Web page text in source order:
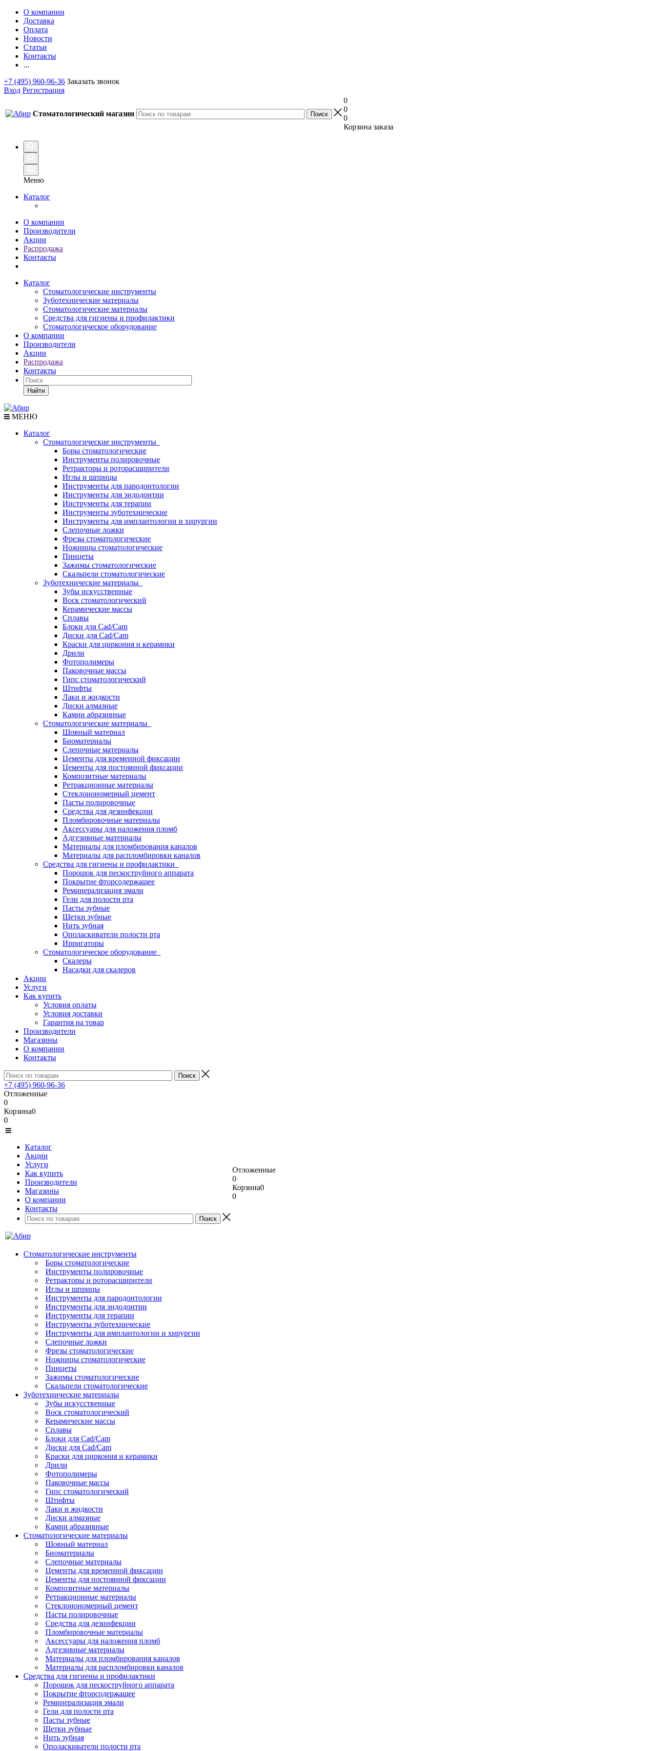
О компании
Доставка
Оплата
Новости
Статьи
Контакты
...
+7 (495) 960-96-36 Заказать звонок
Вход Регистрация
Стоматологический магазин
0
0
0
Корзина заказа
Меню
Каталог
О компании
Производители
Акции
Распродажа
Контакты
Каталог
Стоматологические инструменты
Зуботехнические материалы
Стоматологические материалы
Средства для гигиены и профилактики
Стоматологическое оборудование
О компании
Производители
Акции
Распродажа
Контакты
Найти
МЕНЮ
Каталог
Стоматологические инструменты
Боры стоматологические
Инструменты полировочные
Ретракторы и роторасширители
Иглы и шприцы
Инструменты для пародонтологии
Инструменты для эндодонтии
Инструменты для терапии
Инструменты зуботехнические
Инструменты для имплантологии и хирургии
Слепочные ложки
Фрезы стоматологические
Ножницы стоматологические
Пинцеты
Зажимы стоматологические
Скальпели стоматологические
Зуботехнические материалы
Зубы искусственные
Воск стоматологический
Керамические массы
Сплавы
Блоки для Cad/Cam
Диски для Cad/Cam
Краски для циркония и керамики
Дрили
Фотополимеры
Паковочные массы
Гипс стоматологический
Штифты
Лаки и жидкости
Диски алмазные
Камни абразивные
Стоматологические материалы
Шовный материал
Биоматериалы
Слепочные материалы
Цементы для временной фиксации
Цементы для постоянной фиксации
Композитные материалы
Ретракционные материалы
Стеклоиономерный цемент
Пасты полировочные
Средства для дезинфекции
Пломбировочные материалы
Аксессуары для наложения пломб
Адгезивные материалы
Материалы для пломбирования каналов
Материалы для распломбировки каналов
Средства для гигиены и профилактики
Порошок для пескоструйного аппарата
Покрытие фторсодержащее
Реминерализация эмали
Гели для полости рта
Пасты зубные
Щетки зубные
Нить зубная
Ополаскиватели полости рта
Ирригаторы
Стоматологическое оборудование
Скалеры
Насадки для скалеров
Акции
Услуги
Как купить
Условия оплаты
Условия доставки
Гарантия на товар
Производители
Магазины
О компании
Контакты
+7 (495) 960-96-36
Отложенные
0
Корзина0
0
Каталог
Акции
Услуги
Как купить
Производители
Магазины
О компании
Контакты
Отложенные
0
Корзина0
0
Стоматологические инструменты
Боры стоматологические
Инструменты полировочные
Ретракторы и роторасширители
Иглы и шприцы
Инструменты для пародонтологии
Инструменты для эндодонтии
Инструменты для терапии
Инструменты зуботехнические
Инструменты для имплантологии и хирургии
Слепочные ложки
Фрезы стоматологические
Ножницы стоматологические
Пинцеты
Зажимы стоматологические
Скальпели стоматологические
Зуботехнические материалы
Зубы искусственные
Воск стоматологический
Керамические массы
Сплавы
Блоки для Cad/Cam
Диски для Cad/Cam
Краски для циркония и керамики
Дрили
Фотополимеры
Паковочные массы
Гипс стоматологический
Штифты
Лаки и жидкости
Диски алмазные
Камни абразивные
Стоматологические материалы
Шовный материал
Биоматериалы
Слепочные материалы
Цементы для временной фиксации
Цементы для постоянной фиксации
Композитные материалы
Ретракционные материалы
Стеклоиономерный цемент
Пасты полировочные
Средства для дезинфекции
Пломбировочные материалы
Аксессуары для наложения пломб
Адгезивные материалы
Материалы для пломбирования каналов
Материалы для распломбировки каналов
Средства для гигиены и профилактики
Порошок для пескоструйного аппарата
Покрытие фторсодержащее
Реминерализация эмали
Гели для полости рта
Пасты зубные
Щетки зубные
Нить зубная
Ополаскиватели полости рта